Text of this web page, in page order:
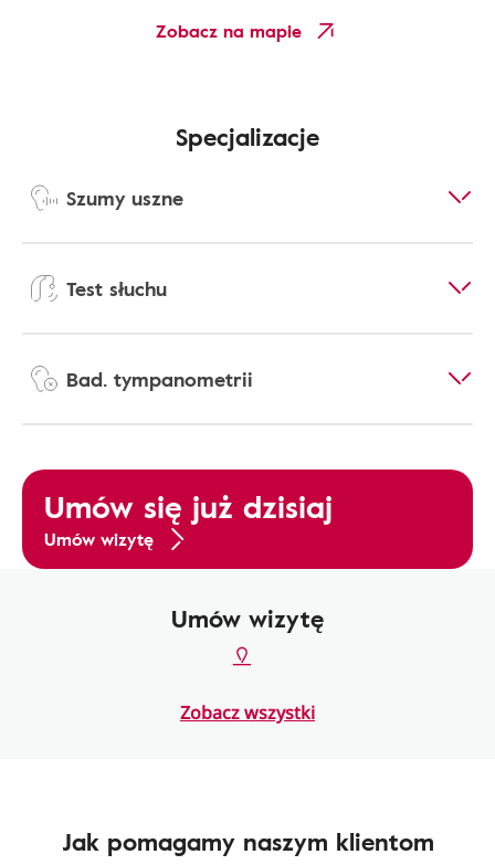
Zobacz na mapie
Specjalizacje
Szumy uszne
Test słuchu
Bad. tympanometrii
Umów się już dzisiaj
Umów wizytę
Umów wizytę
Zobacz wszystki
Jak pomagamy naszym klientom